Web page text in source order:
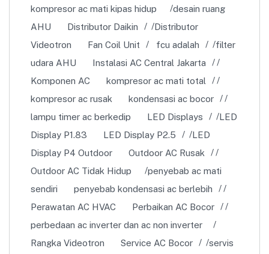
kompresor ac mati kipas hidup
desain ruang
AHU
Distributor Daikin
Distributor
Videotron
Fan Coil Unit fcu adalah
filter
udara AHU
Instalasi AC Central Jakarta
Komponen AC
kompresor ac mati total
kompresor ac rusak
kondensasi ac bocor
lampu timer ac berkedip
LED Displays
LED
Display P1.83
LED Display P2.5
LED
Display P4 Outdoor
Outdoor AC Rusak
Outdoor AC Tidak Hidup
penyebab ac mati
sendiri
penyebab kondensasi ac berlebih
Perawatan AC HVAC
Perbaikan AC Bocor
perbedaan ac inverter dan ac non inverter
Rangka Videotron
Service AC Bocor
servis